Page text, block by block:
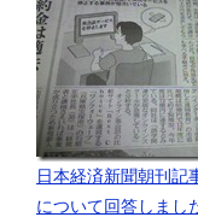
日本経済新聞朝刊記
について回答しまし